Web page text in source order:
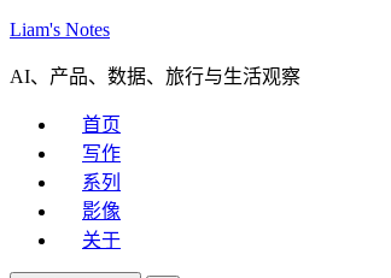
Liam's Notes
AI、产品、数据、旅行与生活观察
首页
写作
系列
影像
关于